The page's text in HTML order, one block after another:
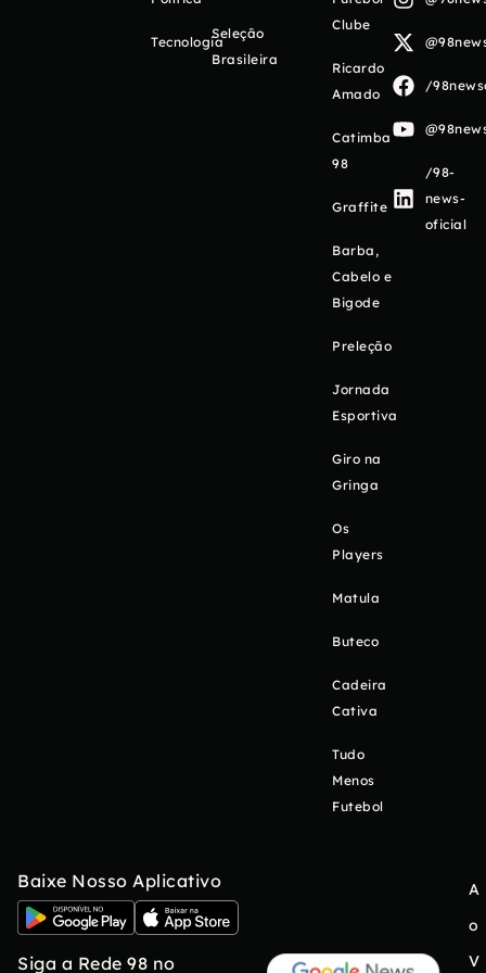
Tecnologia
Seleção
Brasileira
Clube
Ricardo
Amado
Catimba
98
Graffite
Barba,
Cabelo e
Bigode
Preleção
Jornada
Esportiva
Giro na
Gringa
Os
Players
Matula
Buteco
Cadeira
Cativa
Tudo
Menos
Futebol
/
/98-
news-
oficial
Baixe Nosso Aplicativo
Siga a Rede 98 no
A
o
V